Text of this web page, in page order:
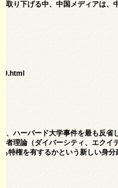
取り下げる中、中国メディアは、
、ハーバード大学事件を最も反省
者理論（ダイバーシティ、エクイ
特権を有するかという新しい身